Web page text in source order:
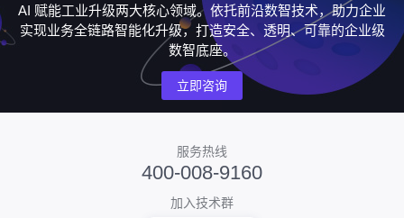
AI 赋能工业升级两大核心领域。依托前沿数智技术，助力企业
实现业务全链路智能化升级，打造安全、透明、可靠的企业级
数智底座。
立即咨询
服务热线
400-008-9160
加入技术群